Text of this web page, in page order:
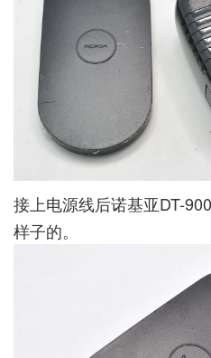
接上电源线后诺基亚DT-
样子的。